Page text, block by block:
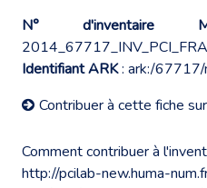
N° d'inventaire
Identifiant ARK: ark:/
Contribuer à cette fiche
Comment contribuer à
http://pcilab-new.huma-